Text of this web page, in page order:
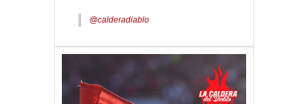
@calderadiablo